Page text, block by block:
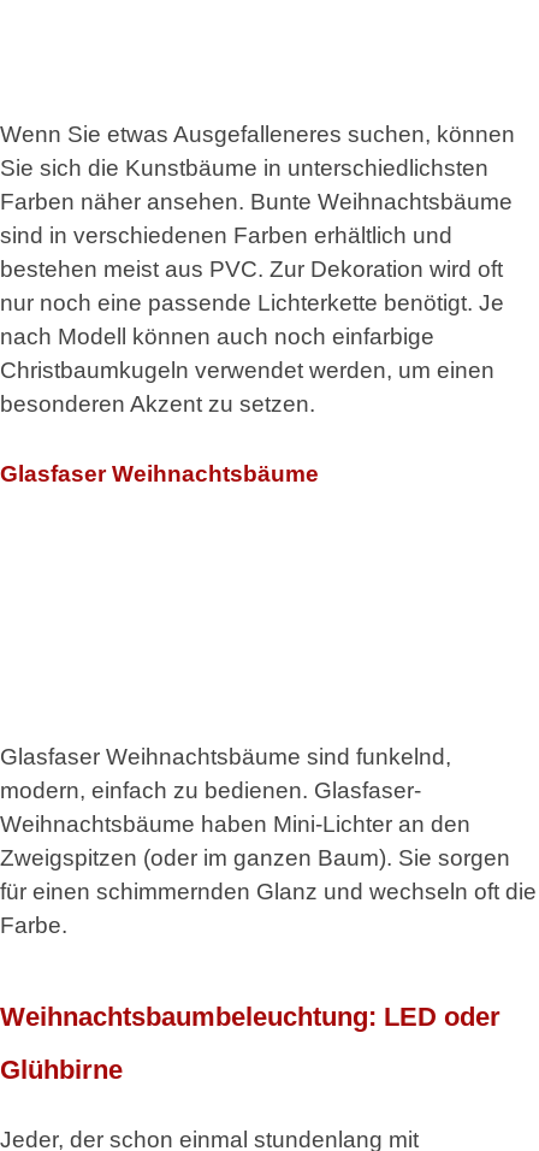
Wenn Sie etwas Ausgefalleneres suchen, können
Sie sich die Kunstbäume in unterschiedlichsten
Farben näher ansehen. Bunte Weihnachtsbäume
sind in verschiedenen Farben erhältlich und
bestehen meist aus PVC. Zur Dekoration wird oft
nur noch eine passende Lichterkette benötigt. Je
nach Modell können auch noch einfarbige
Christbaumkugeln verwendet werden, um einen
besonderen Akzent zu setzen.
Glasfaser Weihnachtsbäume
Glasfaser Weihnachtsbäume sind funkelnd,
modern, einfach zu bedienen. Glasfaser-
Weihnachtsbäume haben Mini-Lichter an den
Zweigspitzen (oder im ganzen Baum). Sie sorgen
für einen schimmernden Glanz und wechseln oft die
Farbe.
Weihnachtsbaumbeleuchtung: LED oder
Glühbirne
Jeder, der schon einmal stundenlang mit